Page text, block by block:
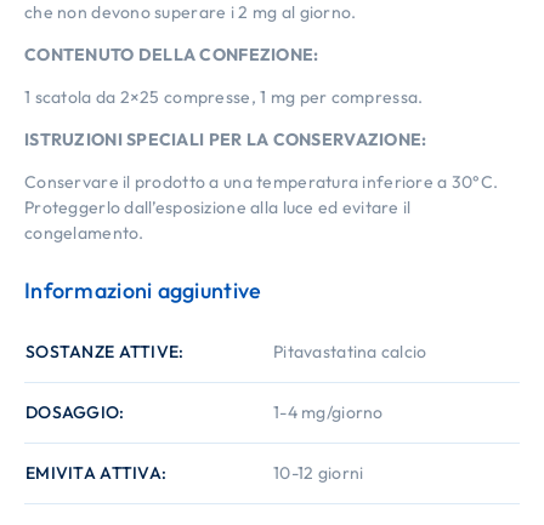
che non devono superare i 2 mg al giorno.
CONTENUTO DELLA CONFEZIONE:
1 scatola da 2×25 compresse, 1 mg per compressa.
ISTRUZIONI SPECIALI PER LA CONSERVAZIONE:
Conservare il prodotto a una temperatura inferiore a 30°C.
Proteggerlo dall’esposizione alla luce ed evitare il
congelamento.
Informazioni aggiuntive
SOSTANZE ATTIVE Pitavastatina calcio
DOSAGGIO 1-4 mg/giorno
EMIVITA ATTIVA 10-12 giorni